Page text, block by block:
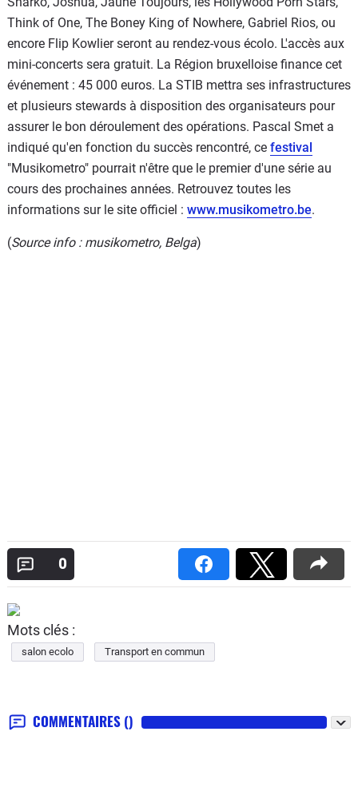
Think of One, The Boney King of Nowhere, Gabriel Rios, ou
encore Flip Kowlier seront au rendez-vous écolo. L'accès aux
mini-concerts sera gratuit. La Région bruxelloise finance cet
événement : 45 000 euros. La STIB mettra ses infrastructures
et plusieurs stewards à disposition des organisateurs pour
assurer le bon déroulement des opérations. Pascal Smet a
indiqué qu'en fonction du succès rencontré, ce festival
"Musikometro" pourrait n'être que le premier d'une série au
cours des prochaines années. Retrouvez toutes les
informations sur le site officiel : www.musikometro.be.
(Source info : musikometro, Belga)
0
Mots clés :
salon ecolo Transport en commun
COMMENTAIRES ()